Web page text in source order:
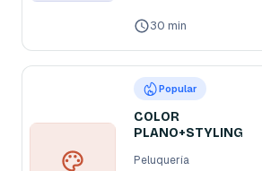
30 min
Popular
COLOR
PLANO+STYLING
Peluquería